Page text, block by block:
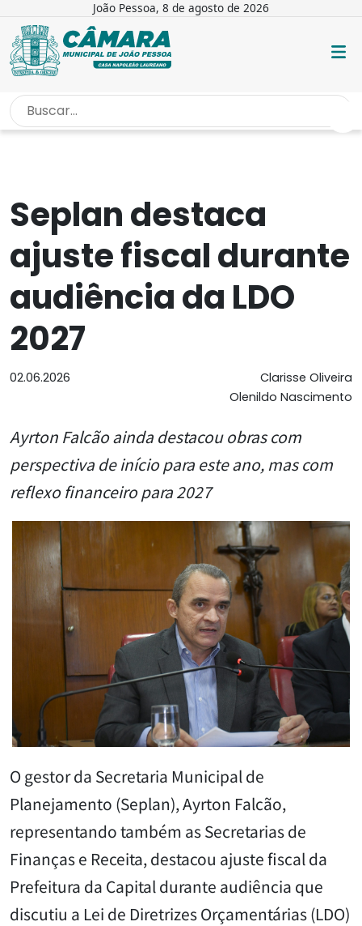
João Pessoa, 8 de agosto de 2026
INÍCIO / NOTÍCIAS
Seplan destaca
ajuste fiscal durante
audiência da LDO
2027
02.06.2026
Clarisse Oliveira
Olenildo Nascimento
Ayrton Falcão ainda destacou obras com
perspectiva de início para este ano, mas com
reflexo financeiro para 2027
O gestor da Secretaria Municipal de
Planejamento (Seplan), Ayrton Falcão,
representando também as Secretarias de
Finanças e Receita, destacou ajuste fiscal da
Prefeitura da Capital durante audiência que
discutiu a Lei de Diretrizes Orçamentárias (LDO)